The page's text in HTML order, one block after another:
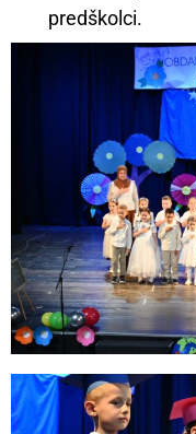
predškolci.